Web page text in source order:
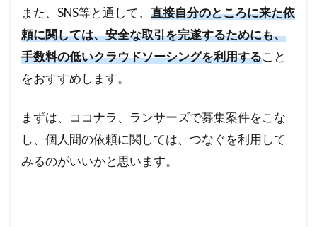
また、SNS等と通して、 直接自分のところに来た依
頼に関しては、安全な取引を完遂するためにも、
手数料の低いクラウドソーシングを利用すること
をおすすめします。
まずは、ココナラ、ランサーズで募集案件をこな
し、個人間の依頼に関しては、つなぐを利用して
みるのがいいかと思います。